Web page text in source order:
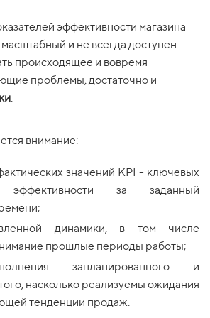
эффективности магазина
и не всегда доступен.
происходящее и вовремя
проблемы, достаточно и
.
внимание:
значений KPI - ключевых
эффективности за заданный
динамики, в том числе
прошлые периоды работы;
запланированного и
насколько реализуемы ожидания
тенденции продаж.